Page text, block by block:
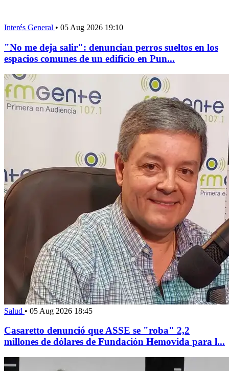
Interés General • 05 Aug 2026 19:10
"No me deja salir": denuncian perros sueltos en los
espacios comunes de un edificio en Pun...
Salud • 05 Aug 2026 18:45
Casaretto denunció que ASSE se "roba" 2,2
millones de dólares de Fundación Hemovida para l...